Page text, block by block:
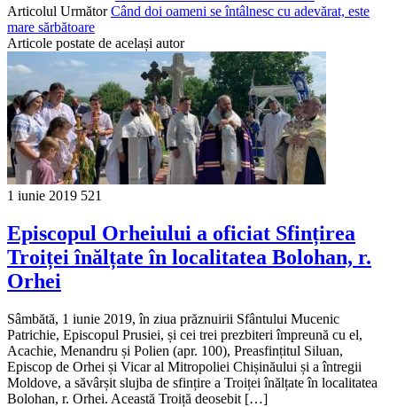
Articolul UrmătorCând doi oameni se întâlnesc cu adevărat, este
mare sărbătoare
Articole postate de același autor
1 iunie 2019 521
Episcopul Orheiului a oficiat Sfințirea
Troiței înălțate în localitatea Bolohan, r.
Orhei
Sâmbătă, 1 iunie 2019, în ziua prăznuirii Sfântului Mucenic
Patrichie, Episcopul Prusiei, și cei trei prezbiteri împreună cu el,
Acachie, Menandru și Polien (apr. 100), Preasfințitul Siluan,
Episcop de Orhei și Vicar al Mitropoliei Chișinăului și a întregii
Moldove, a săvârșit slujba de sfințire a Troiței înălțate în localitatea
Bolohan, r. Orhei. Această Troiță deosebit […]